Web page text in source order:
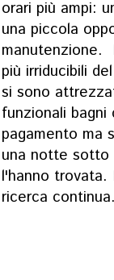
orari più ampi:
una piccola
manutenzione.
più irriducibili
si sono
funzionali
pagamento ma
una notte sotto
l'hanno trovata.
ricerca continua.